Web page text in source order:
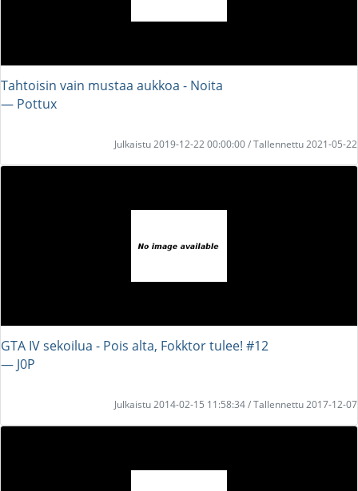
Tahtoisin vain mustaa aukkoa - Noita
― Pottux
Julkaistu 2019-12-22 00:00:00 / Tallennettu 2021-05-22
GTA IV sekoilua - Pois alta, Fokktor tulee! #12
― J0P
Julkaistu 2014-02-15 11:58:34 / Tallennettu 2017-12-07